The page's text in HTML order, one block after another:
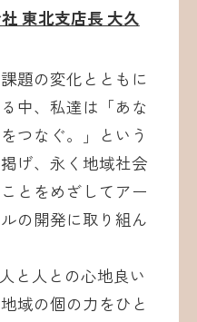
東北支店長 大久
題の変化とともに
中、私達は「あな
つなぐ。」という
げ、永く地域社会
とをめざしてアー
の開発に取り組ん
と人との心地良い
域の個の力をひと